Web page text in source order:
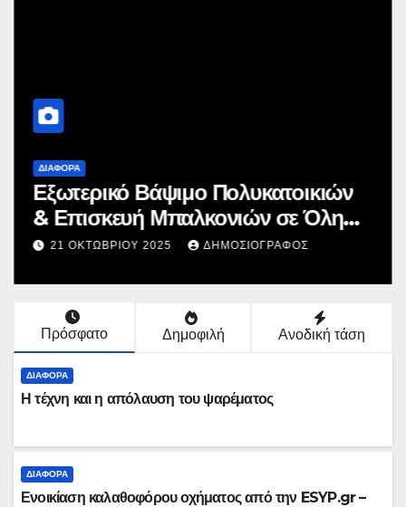
ΔΙΆΦΟΡΑ
Εξωτερικό Βάψιμο Πολυκατοικιών
& Επισκευή Μπαλκονιών σε Όλη
την Αττική – VAFO.GR
21 ΟΚΤΩΒΡΊΟΥ 2025 ΔΗΜΟΣΙΟΓΡΆΦΟΣ
Πρόσφατο Δημοφιλή Ανοδική τάση
ΔΙΆΦΟΡΑ
Η τέχνη και η απόλαυση του ψαρέματος
ΔΙΆΦΟΡΑ
Ενοικίαση καλαθοφόρου οχήματος από την ESYP.gr –